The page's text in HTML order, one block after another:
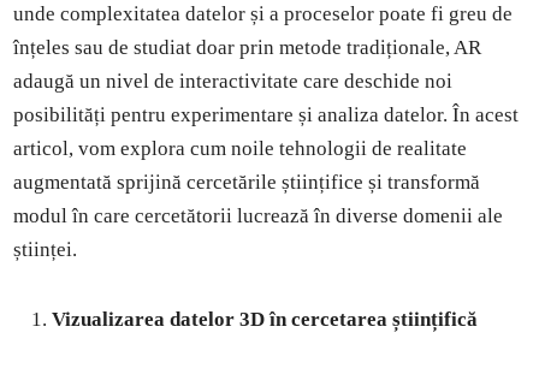
unde complexitatea datelor și a proceselor poate fi greu de
înțeles sau de studiat doar prin metode tradiționale, AR
adaugă un nivel de interactivitate care deschide noi
posibilități pentru experimentare și analiza datelor. În acest
articol, vom explora cum noile tehnologii de realitate
augmentată sprijină cercetările științifice și transformă
modul în care cercetătorii lucrează în diverse domenii ale
științei.
Vizualizarea datelor 3D în cercetarea științifică